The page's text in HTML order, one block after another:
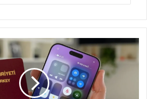
متى
ستُفتح
الهواتف